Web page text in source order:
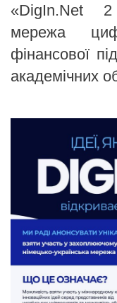
«DigIn.Net 2
мережа
фінансової
академічних